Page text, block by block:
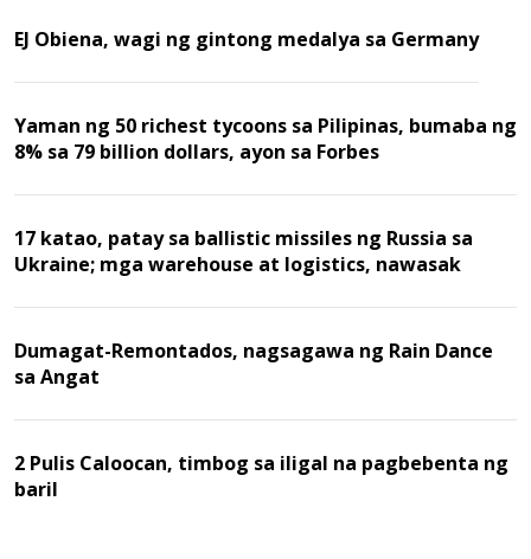
EJ Obiena, wagi ng gintong medalya sa Germany
Yaman ng 50 richest tycoons sa Pilipinas, bumaba ng
8% sa 79 billion dollars, ayon sa Forbes
17 katao, patay sa ballistic missiles ng Russia sa
Ukraine; mga warehouse at logistics, nawasak
Dumagat-Remontados, nagsagawa ng Rain Dance
sa Angat
2 Pulis Caloocan, timbog sa iligal na pagbebenta ng
baril